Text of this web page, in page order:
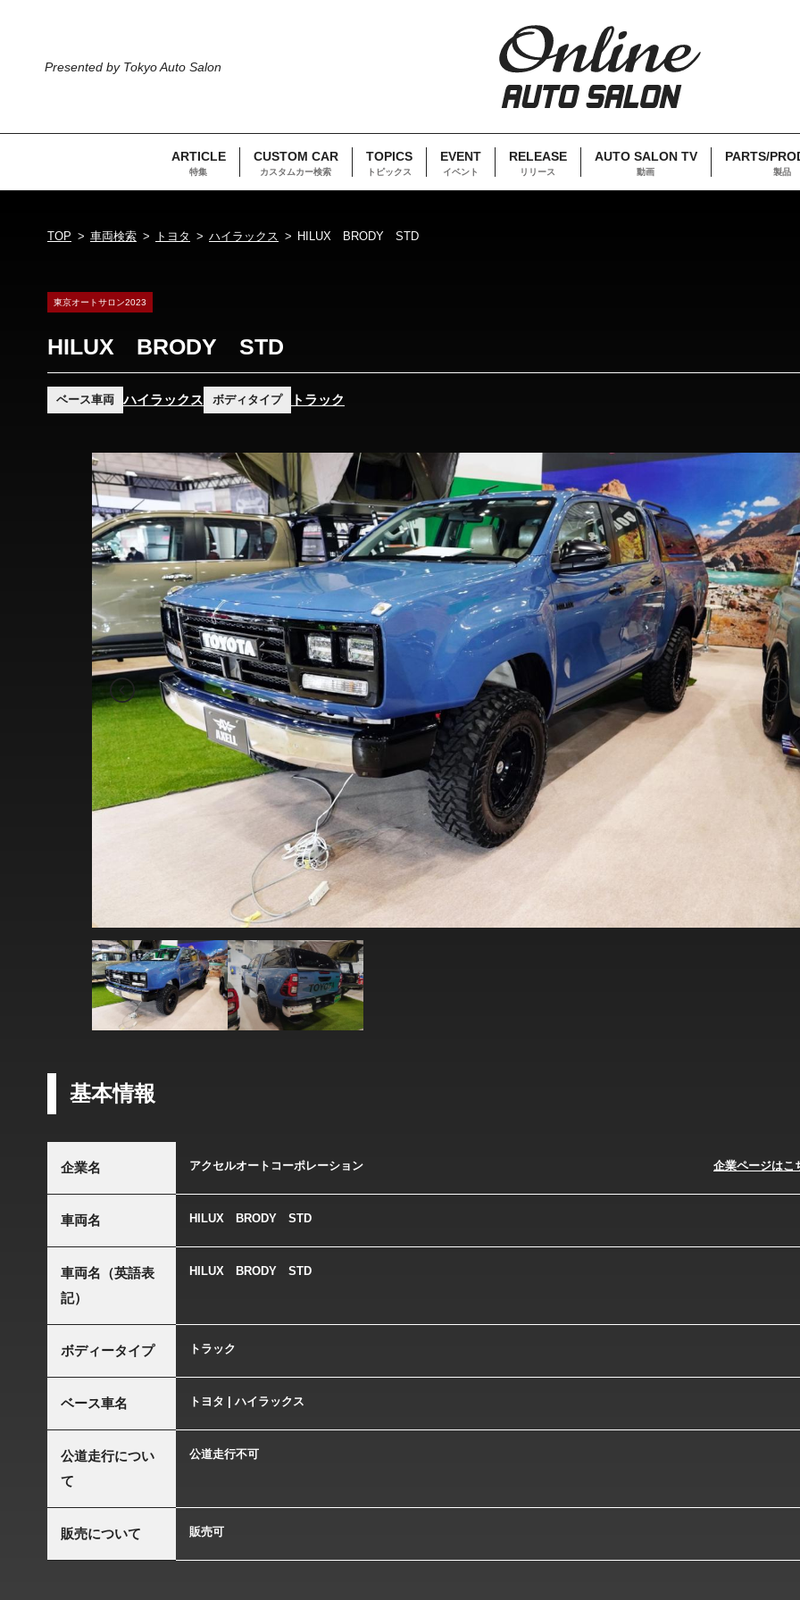
Presented by Tokyo Auto Salon
ARTICLE
特集
CUSTOM CAR
カスタムカー検索
TOPICS
トピックス
EVENT
イベント
RELEASE
リリース
AUTO SALON TV
動画
PARTS/
製品
TOP 車両検索 トヨタ ハイラックス HILUX BRODY STD
東京オートサロン2023
HILUX BRODY STD
ベース車両 ハイラックス ボディタイプ トラック
基本情報
企業名 アクセルオートコーポレーション 企業ページはこ
車両名 HILUX BRODY STD
車両名（英語表
記）
HILUX BRODY STD
ボディータイプ トラック
ベース車名 トヨタ | ハイラックス
公道走行につい
て
公道走行不可
販売について 販売可